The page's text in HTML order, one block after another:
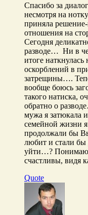
Спасибо за
несмотря на
приняла
отношения на
Сегодня
разводе… Ни в
итоге
оскорблений в
затрещины….
вообще боюсь
такого натиска,
обратно о
мужа я затюкала
семейной жизни
продолжали бы
любит и стали бы
уйти…? Понимаю-
счастливы, видя
Quote